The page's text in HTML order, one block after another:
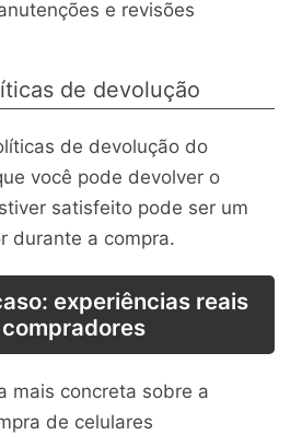
e revisões
de devolução
de devolução do
você pode devolver o
satisfeito pode ser um
durante a compra.
experiências reais
mais concreta sobre a
de celulares